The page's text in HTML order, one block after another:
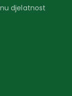
djelatnost